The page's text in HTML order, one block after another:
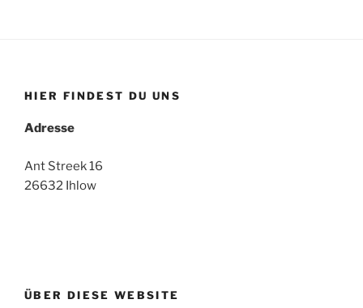
HIER FINDEST DU UNS
Adresse
Ant Streek 16
26632 Ihlow
ÜBER DIESE WEBSITE